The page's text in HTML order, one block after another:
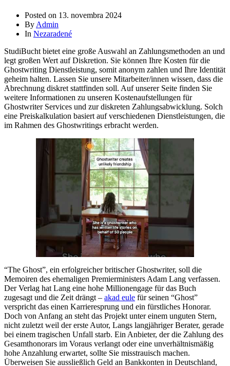
Posted on 13. novembra 2024
By Admin
In Nezaradené
StudiBucht bietet eine große Auswahl an Zahlungsmethoden an und
legt großen Wert auf Diskretion. Sie können Ihre Kosten für die
Ghostwriting Dienstleistung, somit anonym zahlen und Ihre Identität
geheim halten. Lassen Sie unsere Mitarbeiter/innen wissen, dass die
Abrechnung diskret stattfinden soll. Auf unserer Seite finden Sie
weitere Informationen zu unseren Kostenaufstellungen für
Ghostwriter Services und zur diskreten Zahlungsabwicklung. Solch
eine Preiskalkulation basiert auf verschiedenen Dienstleistungen, die
im Rahmen des Ghostwritings erbracht werden.
“The Ghost”, ein erfolgreicher britischer Ghostwriter, soll die
Memoiren des ehemaligen Premierministers Adam Lang verfassen.
Der Verlag hat Lang eine hohe Millionengage für das Buch
zugesagt und die Zeit drängt – akad eule für seinen “Ghost”
verspricht das einen Karrieresprung und ein fürstliches Honorar.
Doch von Anfang an steht das Projekt unter einem unguten Stern,
nicht zuletzt weil der erste Autor, Langs langjähriger Berater, gerade
bei einem tragischen Unfall starb. Ein Anbieter, der die Zahlung des
Gesamthonorars im Voraus verlangt oder eine unverhältnismäßig
hohe Anzahlung erwartet, sollte Sie misstrauisch machen.
Überweisen Sie aussließlich Geld an Bankkonten in Deutschland,